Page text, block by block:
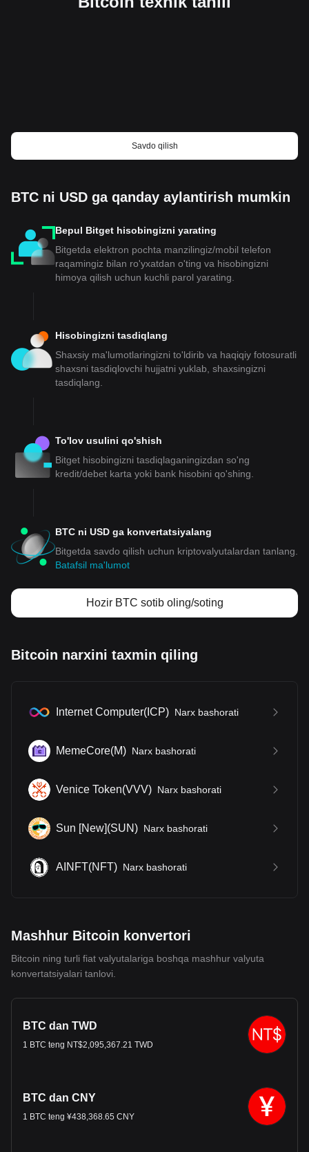
Savdo qilish
BTC ni USD ga qanday aylantirish mumkin
Bepul Bitget hisobingizni yarating
Bitgetda elektron pochta manzilingiz/mobil telefon
raqamingiz bilan ro'yxatdan o'ting va hisobingizni
himoya qilish uchun kuchli parol yarating.
Hisobingizni tasdiqlang
Shaxsiy ma'lumotlaringizni to'ldirib va haqiqiy fotosuratli
shaxsni tasdiqlovchi hujjatni yuklab, shaxsingizni
tasdiqlang.
To'lov usulini qo'shish
Bitget hisobingizni tasdiqlaganingizdan so'ng
kredit/debet karta yoki bank hisobini qo'shing.
BTC ni USD ga konvertatsiyalang
Bitgetda savdo qilish uchun kriptovalyutalardan tanlang.
Batafsil ma'lumot
Hozir BTC sotib oling/soting
Bitcoin narxini taxmin qiling
Internet Computer( ICP) Narx bashorati
MemeCore(M) Narx bashorati
Venice Token(VVV) Narx bashorati
Sun [New](SUN) Narx bashorati
AINFT(NFT) Narx bashorati
Mashhur Bitcoin konvertori
Bitcoin ning turli fiat valyutalariga boshqa mashhur valyuta
konvertatsiyalari tanlovi.
BTC dan TWD
1 BTC teng NT$2,095,367.21 TWD
BTC dan CNY
1 BTC teng ¥438,368.65 CNY